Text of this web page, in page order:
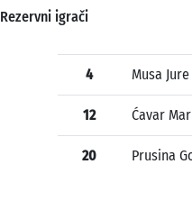
Rezervni igrači
4 Musa Jure
12 Ćavar
20 Prusina